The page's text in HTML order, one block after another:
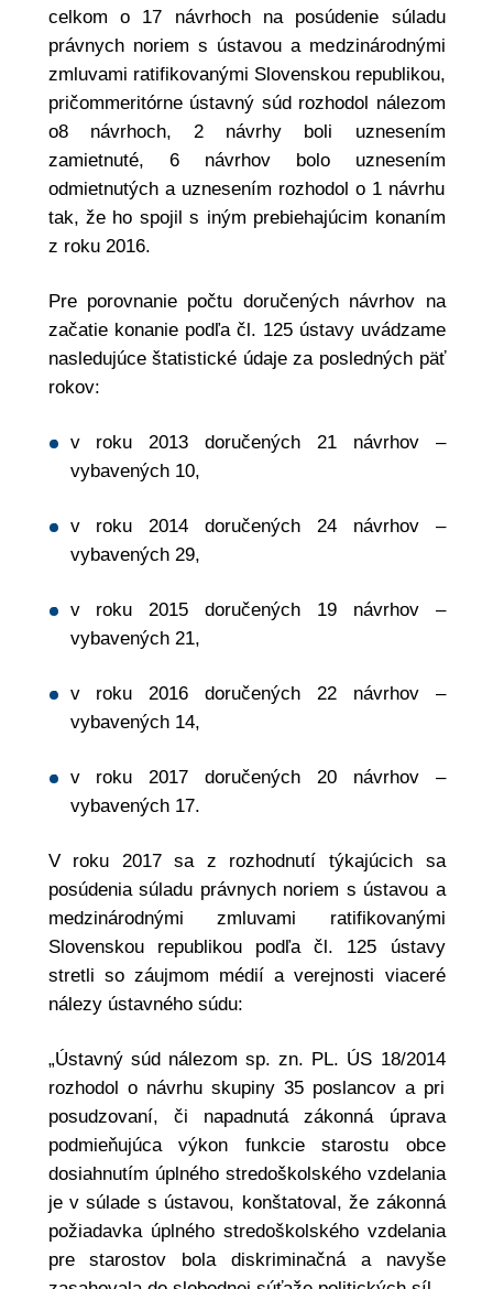
celkom o 17 návrhoch na posúdenie súladu
právnych noriem s ústavou a medzinárodnými
zmluvami ratifikovanými Slovenskou republikou,
pričommeritórne ústavný súd rozhodol nálezom
o8 návrhoch, 2 návrhy boli uznesením
zamietnuté, 6 návrhov bolo uznesením
odmietnutých a uznesením rozhodol o 1 návrhu
tak, že ho spojil s iným prebiehajúcim konaním
z roku 2016.
Pre porovnanie počtu doručených návrhov na
začatie konanie podľa čl. 125 ústavy uvádzame
nasledujúce štatistické údaje za posledných päť
rokov:
v roku 2013 doručených 21 návrhov –
vybavených 10,
v roku 2014 doručených 24 návrhov –
vybavených 29,
v roku 2015 doručených 19 návrhov –
vybavených 21,
v roku 2016 doručených 22 návrhov –
vybavených 14,
v roku 2017 doručených 20 návrhov –
vybavených 17.
V roku 2017 sa z rozhodnutí týkajúcich sa
posúdenia súladu právnych noriem s ústavou a
medzinárodnými zmluvami ratifikovanými
Slovenskou republikou podľa čl. 125 ústavy
stretli so záujmom médií a verejnosti viaceré
nálezy ústavného súdu:
„Ústavný súd nálezom sp. zn. PL. ÚS 18/2014
rozhodol o návrhu skupiny 35 poslancov a pri
posudzovaní, či napadnutá zákonná úprava
podmieňujúca výkon funkcie starostu obce
dosiahnutím úplného stredoškolského vzdelania
je v súlade s ústavou, konštatoval, že zákonná
požiadavka úplného stredoškolského vzdelania
pre starostov bola diskriminačná a navyše